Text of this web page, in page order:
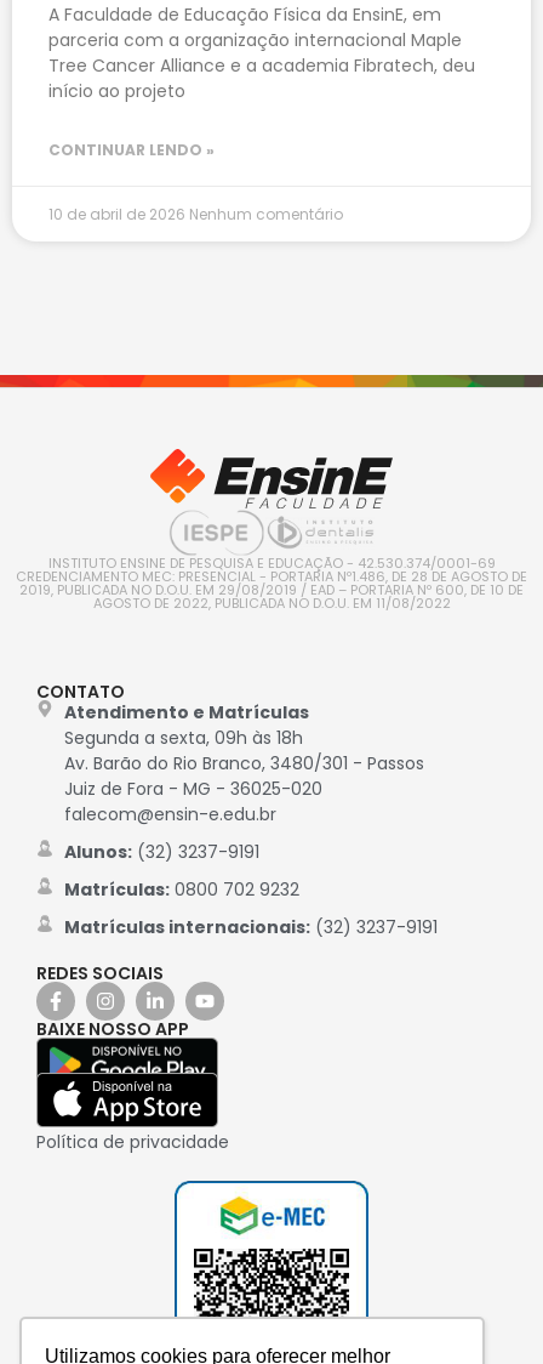
Utilizamos cookies para oferecer melhor
A Faculdade de Educação Física da EnsinE, em
parceria com a organização internacional Maple
Tree Cancer Alliance e a academia Fibratech, deu
início ao projeto
CONTINUAR LENDO »
10 de abril de 2026 Nenhum comentário
INSTITUTO ENSINE DE PESQUISA E EDUCAÇÃO - 42.530.374/0001-69
CREDENCIAMENTO MEC: PRESENCIAL - PORTARIA Nº1.486, DE 28 DE AGOSTO DE
2019, PUBLICADA NO D.O.U. EM 29/08/2019 / EAD – PORTARIA Nº 600, DE 10 DE
AGOSTO DE 2022, PUBLICADA NO D.O.U. EM 11/08/2022
CONTATO
Atendimento e Matrículas
Segunda a sexta, 09h às 18h
Av. Barão do Rio Branco, 3480/301 - Passos
Juiz de Fora - MG - 36025-020
falecom@ensin-e.edu.br
Alunos:(32) 3237-9191
Matrículas:0800 702 9232
Matrículas internacionais:(32) 3237-9191
REDES SOCIAIS
BAIXE NOSSO APP
Política de privacidade